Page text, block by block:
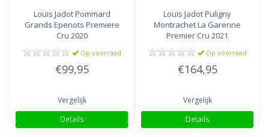
Louis JadotPommard
Grands Epenots Premiere
Cru 2020
Op voorraad
€99,95
Vergelijk
Details
Louis JadotPuligny
Montrachet La Garenne
Premier Cru 2021
Op voorraad
€164,95
Vergelijk
Details